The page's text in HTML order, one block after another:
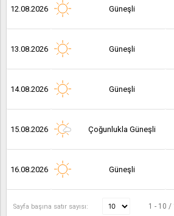
12.08.2026 Güneşli
13.08.2026 Güneşli
14.08.2026 Güneşli
15.08.2026 Çoğunlukla Güneşli
16.08.2026 Güneşli
Sayfa başına satır sayısı: 1 - 10 /